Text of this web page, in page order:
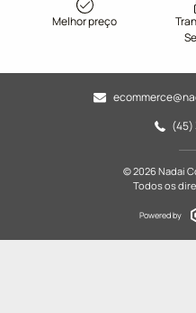
Melhor preço
(45)
© 2026 Nadai
Todos os
Powered by